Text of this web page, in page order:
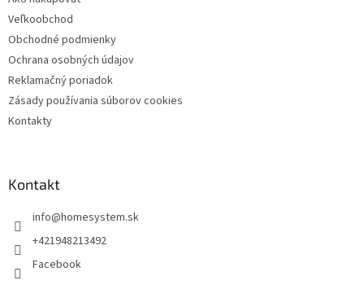
Veľkoobchod
Obchodné podmienky
Ochrana osobných údajov
Reklamačný poriadok
Zásady používania súborov cookies
Kontakty
Kontakt
info@homesystem.sk
+421948213492
Facebook